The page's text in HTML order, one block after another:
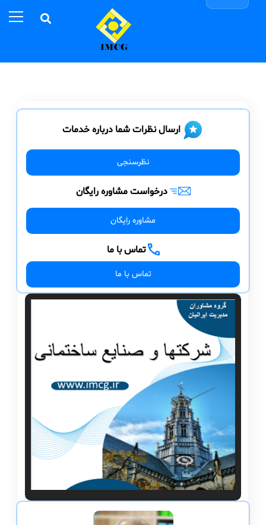
ارسال نظرات شما درباره خدمات
نظرسنجی
درخواست مشاوره رایگان
مشاوره رایگان
تماس با ما
تماس با ما